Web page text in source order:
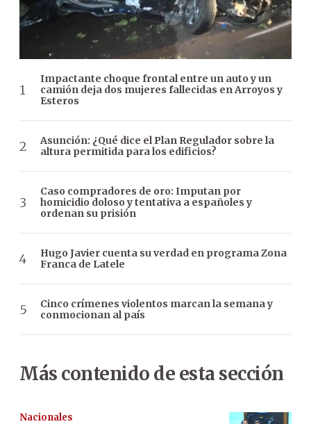
Impactante choque frontal entre un auto y un
camión deja dos mujeres fallecidas en Arroyos y
Esteros
Asunción: ¿Qué dice el Plan Regulador sobre la
altura permitida para los edificios?
Caso compradores de oro: Imputan por
homicidio doloso y tentativa a españoles y
ordenan su prisión
Hugo Javier cuenta su verdad en programa Zona
Franca de Latele
Cinco crímenes violentos marcan la semana y
conmocionan al país
Más contenido de esta sección
Nacionales